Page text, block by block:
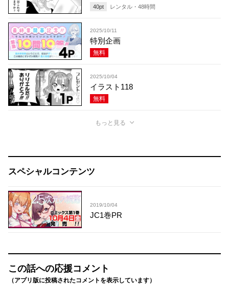
40pt レンタル・ 48時間
2025/10/11
特別企画
無料
2025/10/04
イラスト118
無料
もっと見る
スペシャルコンテンツ
2019/10/04
JC1巻PR
この話への応援コメント
（アプリ版に投稿されたコメントを表示しています）